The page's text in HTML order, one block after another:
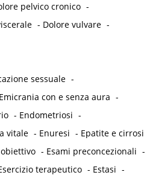
pelvico cronico -
- Dolore vulvare -
sessuale -
Emicrania con e senza aura -
- Endometriosi -
vitale - Enuresi - Epatite e cirrosi
- Esami preconcezionali -
terapeutico - Estasi -